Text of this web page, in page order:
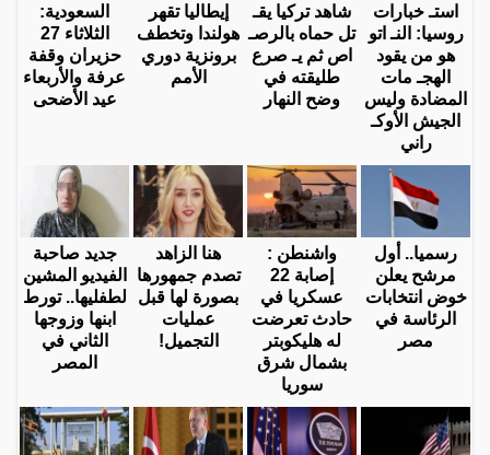
استـ خبارات
روسيا: النـ اتو
هو من يقود
الهجـ مات
المضادة وليس
الجيش الأوكـ
راني
شاهد تركيا يقـ
تل حماه بالرصـ
اص ثم يـ صرع
طليقته في
وضح النهار
إيطاليا تقهر
هولندا وتخطف
برونزية دوري
الأمم
السعودية:
الثلاثاء 27
حزيران وقفة
عرفة والأربعاء
عيد الأضحى
رسميا.. أول
مرشح يعلن
خوض انتخابات
الرئاسة في
مصر
واشنطن :
إصابة 22
عسكريا في
حادث تعرضت
له هليكوبتر
بشمال شرق
سوريا
هنا الزاهد
تصدم جمهورها
بصورة لها قبل
عمليات
التجميل!
جديد صاحبة
الفيديو المشين
لطفليها.. تورط
ابنها وزوجها
الثاني في
المصر